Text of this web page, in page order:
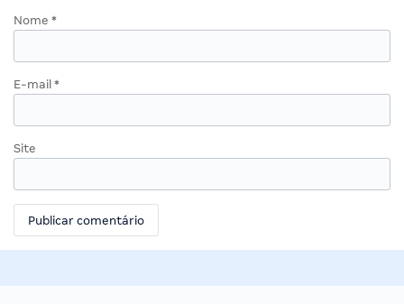
Nome *
E-mail *
Site